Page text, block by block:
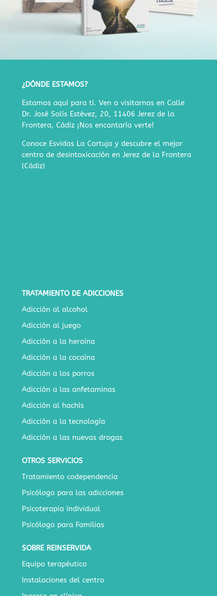
¿DÓNDE ESTAMOS?
Estamos aquí para ti. Ven a visitarnos en Calle
Dr. José Solís Estévez, 20, 11406 Jerez de la
Frontera, Cádiz¡Nos encantaría verte!
Conoce Esvidas La Cartuja y descubre el mejor
centro de desintoxicación en Jerez de la Frontera
(Cádiz)
TRATAMIENTO DE ADICCIONES
Adicción al alcohol
Adicción al juego
Adicción a la heroína
Adicción a la cocaína
Adicción a los porros
Adicción a las anfetaminas
Adicción al hachís
Adicción a la tecnología
Adicción a las nuevas drogas
OTROS SERVICIOS
Tratamiento codependencia
Psicólogo para las adicciones
Psicoterapia individual
Psicólogo para Familias
SOBRE REINSERVIDA
Equipo terapéutico
Instalaciones del centro